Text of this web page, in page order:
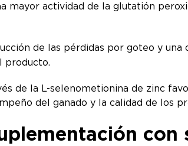
mayor actividad de la glutatión
de las pérdidas por goteo y una
producto.
de la L-selenometionina de zinc
del ganado y la calidad de los
con